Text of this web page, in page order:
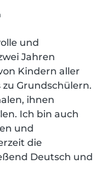
und
Jahren
Kindern aller
Grundschülern.
ihnen
Ich bin auch
und
die
Deutsch und